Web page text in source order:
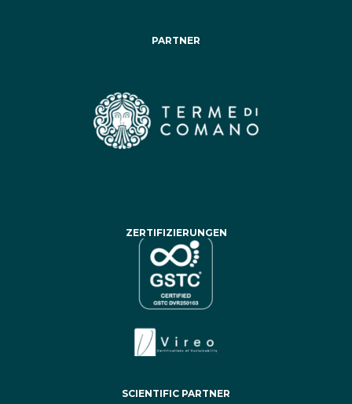
PARTNER
ZERTIFIZIERUNGEN
SCIENTIFIC PARTNER